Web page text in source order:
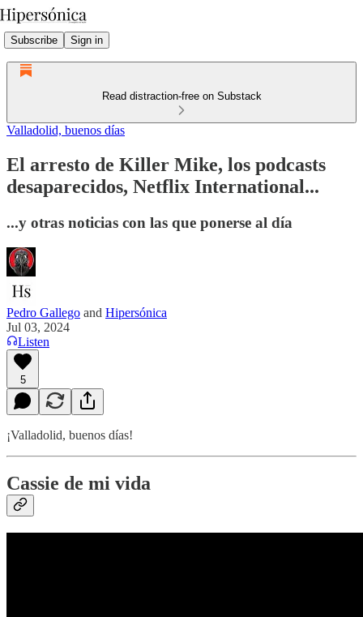
Subscribe Sign in
Read distraction-free on Substack
Valladolid, buenos días
El arresto de Killer Mike, los podcasts
desaparecidos, Netflix International...
...y otras noticias con las que ponerse al día
Pedro Gallego and Hipersónica
Jul 03, 2024
Listen
5
¡Valladolid, buenos días!
Cassie de mi vida